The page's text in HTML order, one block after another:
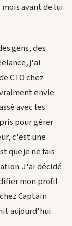
mois avant de lui
gens, des
j'ai
CTO chez
envie
avec les
pour gérer
c'est une
que je ne fais
J'ai décidé
mon profil
Captain
aujourd'hui.